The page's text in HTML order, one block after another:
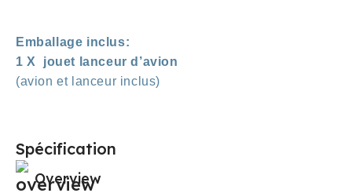
Emballage inclus:
1 X jouet lanceur d’avion
(avion et lanceur inclus)
Spécification
Overview